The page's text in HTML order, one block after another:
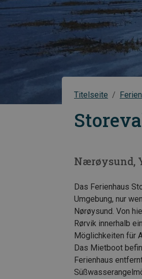
Titelseite
Nærøysund
Das Ferienhaus
Umgebung, nur
Nørøysund. Von
Rørvik innerhalb
Möglichkeiten für
Das Mietboot
Ferienhaus